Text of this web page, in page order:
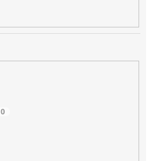
0